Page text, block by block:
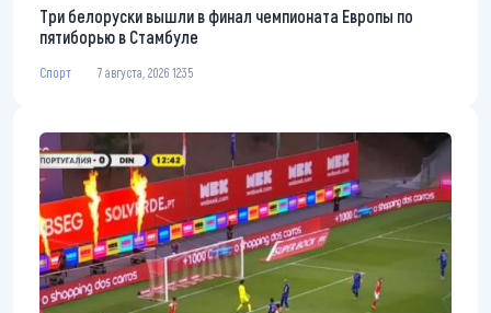
Три белоруски вышли в финал чемпионата Европы по
пятиборью в Стамбуле
Спорт 7 августа, 2026 12:35